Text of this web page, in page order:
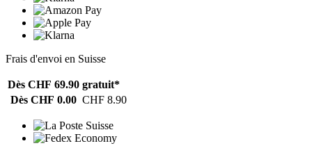
Frais d'envoi en Suisse
Dès CHF 69.90 gratuit*
Dès CHF 0.00 CHF 8.90